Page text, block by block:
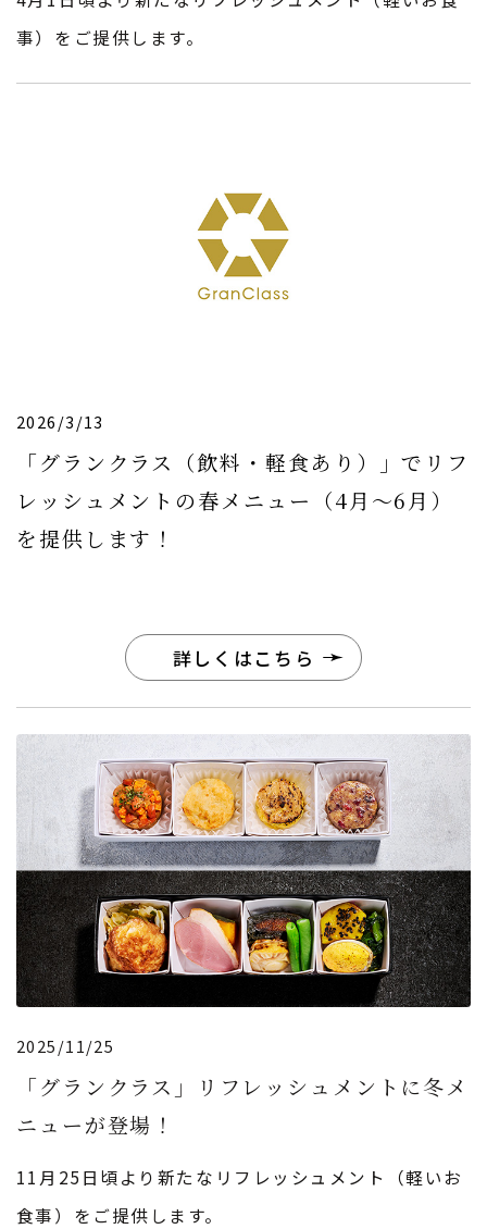
事）をご提供します。
2026/3/13
「グランクラス（飲料・軽食あり）」でリフ
レッシュメントの春メニュー（4月〜6月）
を提供します！
詳しくはこちら
2025/11/25
「グランクラス」リフレッシュメントに冬メ
ニューが登場！
11月25日頃より新たなリフレッシュメント（軽いお
食事）をご提供します。